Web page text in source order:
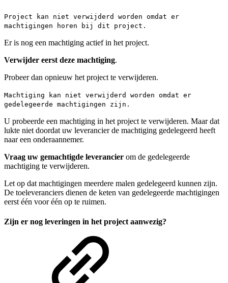
Project kan niet verwijderd worden omdat er
machtigingen horen bij dit project.
Er is nog een machtiging actief in het project.
Verwijder eerst deze machtiging.
Probeer dan opnieuw het project te verwijderen.
Machtiging kan niet verwijderd worden omdat er
gedelegeerde machtigingen zijn.
U probeerde een machtiging in het project te verwijderen. Maar dat
lukte niet doordat uw leverancier de machtiging gedelegeerd heeft
naar een onderaannemer.
Vraag uw gemachtigde leverancier om de gedelegeerde
machtiging te verwijderen.
Let op dat machtigingen meerdere malen gedelegeerd kunnen zijn.
De toeleveranciers dienen de keten van gedelegeerde machtigingen
eerst één voor één op te ruimen.
Zijn er nog leveringen in het project aanwezig?